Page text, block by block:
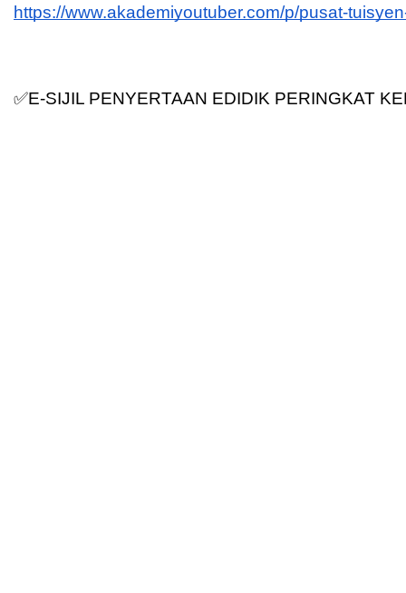
https://www.akademiyoutuber.com/p/pusat-
✅E-SIJIL PENYERTAAN EDIDIK PERINGKAT